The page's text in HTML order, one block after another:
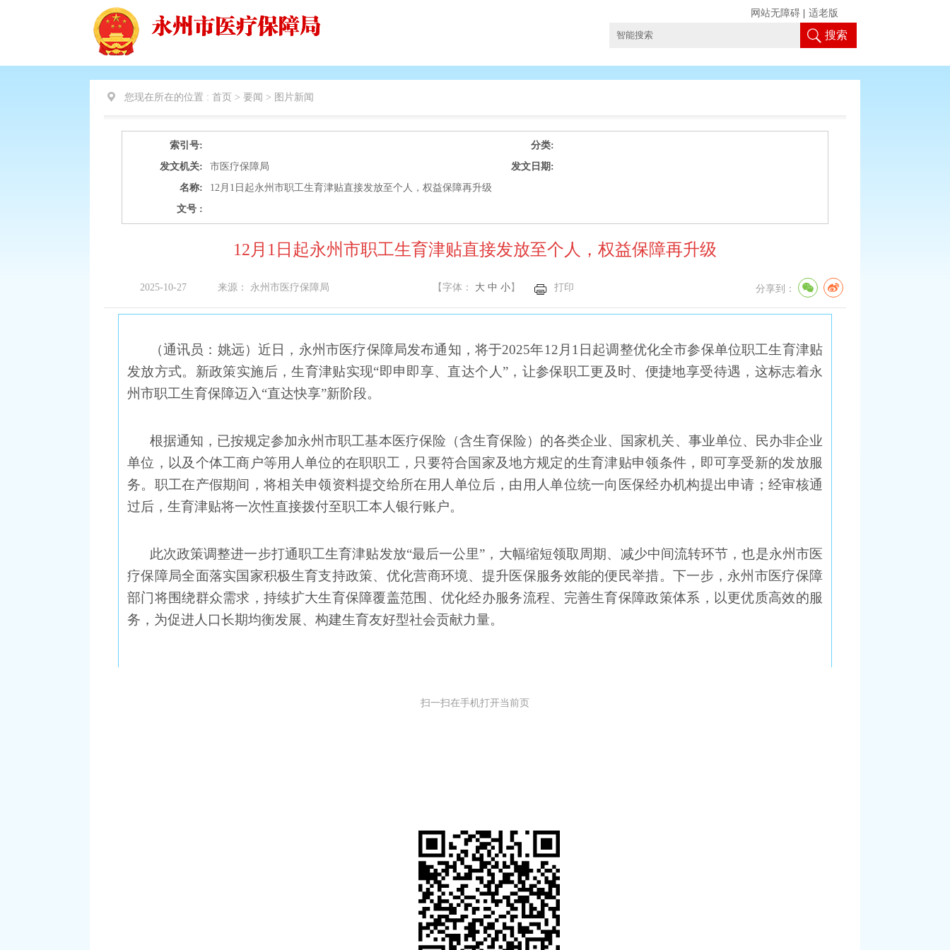
搜索
网站无障碍 适老版
您现在所在的位置 : 首页 > 要闻 > 图片新闻
索引号:
分类:
发文机关:
市医疗保障局
发文日期:
名称:
12月1日起永州市职工生育津贴直接发放至个人，权益保障再升级
文号 :
12月1日起永州市职工生育津贴直接发放至个人，权益保障再升级
2025-10-27 来源： 永州市医疗保障局 【字体： 大 中 小】 打印 分享到：
（通讯员：姚远）近日，永州市医疗保障局发布通知，将于2025年12月1日起调整优化全市参保单位职工生育津贴
发放方式。新政策实施后，生育津贴实现“即申即享、直达个人”，让参保职工更及时、便捷地享受待遇，这标志着永
州市职工生育保障迈入“直达快享”新阶段。
根据通知，已按规定参加永州市职工基本医疗保险（含生育保险）的各类企业、国家机关、事业单位、民办非企业
单位，以及个体工商户等用人单位的在职职工，只要符合国家及地方规定的生育津贴申领条件，即可享受新的发放服
务。职工在产假期间，将相关申领资料提交给所在用人单位后，由用人单位统一向医保经办机构提出申请；经审核通
过后，生育津贴将一次性直接拨付至职工本人银行账户。
此次政策调整进一步打通职工生育津贴发放“最后一公里”，大幅缩短领取周期、减少中间流转环节，也是永州市医
疗保障局全面落实国家积极生育支持政策、优化营商环境、提升医保服务效能的便民举措。下一步，永州市医疗保障
部门将围绕群众需求，持续扩大生育保障覆盖范围、优化经办服务流程、完善生育保障政策体系，以更优质高效的服
务，为促进人口长期均衡发展、构建生育友好型社会贡献力量。
扫一扫在手机打开当前页